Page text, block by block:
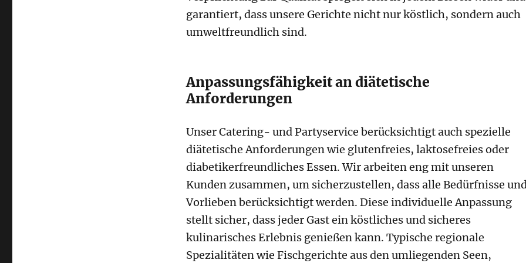
garantiert, dass unsere Gerichte nicht nur köstlich, sondern auch
umweltfreundlich sind.
Anpassungsfähigkeit an diätetische
Anforderungen
Unser Catering- und Partyservice berücksichtigt auch spezielle
diätetische Anforderungen wie glutenfreies, laktosefreies oder
diabetikerfreundliches Essen. Wir arbeiten eng mit unseren
Kunden zusammen, um sicherzustellen, dass alle Bedürfnisse
Vorlieben berücksichtigt werden. Diese individuelle Anpassung
stellt sicher, dass jeder Gast ein köstliches und sicheres
kulinarisches Erlebnis genießen kann. Typische regionale
Spezialitäten wie Fischgerichte aus den umliegenden Seen,